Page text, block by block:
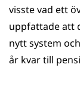
visste vad ett
uppfattade att
nytt system
år kvar till